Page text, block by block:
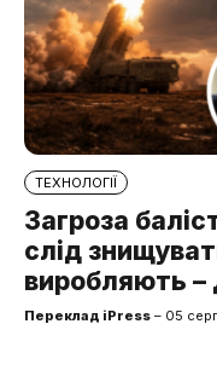
ТЕХНОЛОГІЇ
Загроза
слід
виробляють –
Переклад iPress – 05